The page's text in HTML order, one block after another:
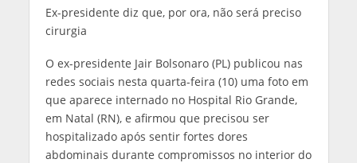
Ex-presidente diz que, por ora, não será preciso
cirurgia
O ex-presidente Jair Bolsonaro (PL) publicou nas
redes sociais nesta quarta-feira (10) uma foto em
que aparece internado no Hospital Rio Grande,
em Natal (RN), e afirmou que precisou ser
hospitalizado após sentir fortes dores
abdominais durante compromissos no interior do